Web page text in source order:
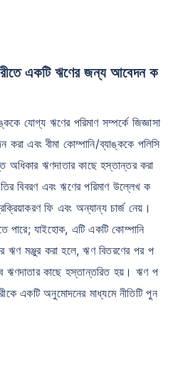
যোগ্য ঋণের পরিমাণ সম্পর্কে জিজ্ঞাসা
করা এবং বীমা কোম্পানি/ব্যাঙ্ককে পলিসি
অধিকার ঋণদাতার কাছে হস্তান্তর করা
বিবরণ এবং ঋণের পরিমাণ উল্লেখ ক
ফি এবং অন্যান্য চার্জ নেয়।
পারে; যাইহোক, এটি একটি কোম্পানি
ঋণ মঞ্জুর করা হলে, ঋণ বিতরণের পর প
ঋণদাতার কাছে হস্তান্তরিত হয়। ঋণ প
একটি অনুমোদনের মাধ্যমে নীতিটি পুন